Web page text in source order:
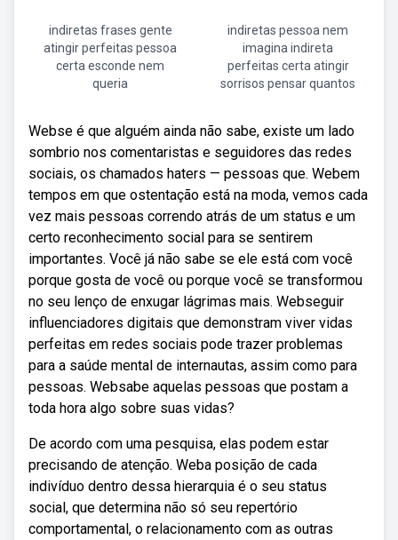
indiretas frases gente
atingir perfeitas pessoa
certa esconde nem
queria
indiretas pessoa nem
imagina indireta
perfeitas certa atingir
sorrisos pensar quantos
Webse é que alguém ainda não sabe, existe um lado
sombrio nos comentaristas e seguidores das redes
sociais, os chamados haters — pessoas que. Webem
tempos em que ostentação está na moda, vemos cada
vez mais pessoas correndo atrás de um status e um
certo reconhecimento social para se sentirem
importantes. Você já não sabe se ele está com você
porque gosta de você ou porque você se transformou
no seu lenço de enxugar lágrimas mais. Webseguir
influenciadores digitais que demonstram viver vidas
perfeitas em redes sociais pode trazer problemas
para a saúde mental de internautas, assim como para
pessoas. Websabe aquelas pessoas que postam a
toda hora algo sobre suas vidas?
De acordo com uma pesquisa, elas podem estar
precisando de atenção. Weba posição de cada
indivíduo dentro dessa hierarquia é o seu status
social, que determina não só seu repertório
comportamental, o relacionamento com as outras